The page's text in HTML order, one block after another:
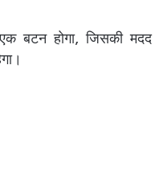
बटन होगा, जिसकी